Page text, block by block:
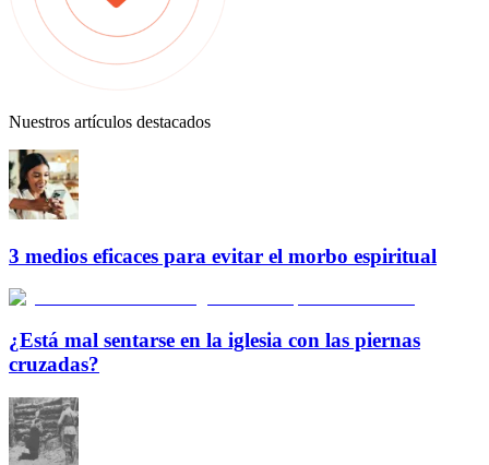
Nuestros artículos destacados
3 medios eficaces para evitar el morbo espiritual
¿Está mal sentarse en la iglesia con las piernas
cruzadas?